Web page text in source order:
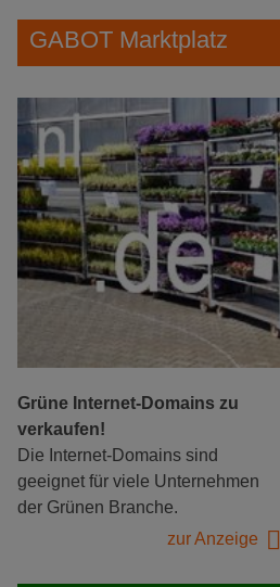
GABOT Marktplatz
Grüne Internet-Domains zu
verkaufen!
Die Internet-Domains sind
geeignet für viele Unternehmen
der Grünen Branche.
zur Anzeige